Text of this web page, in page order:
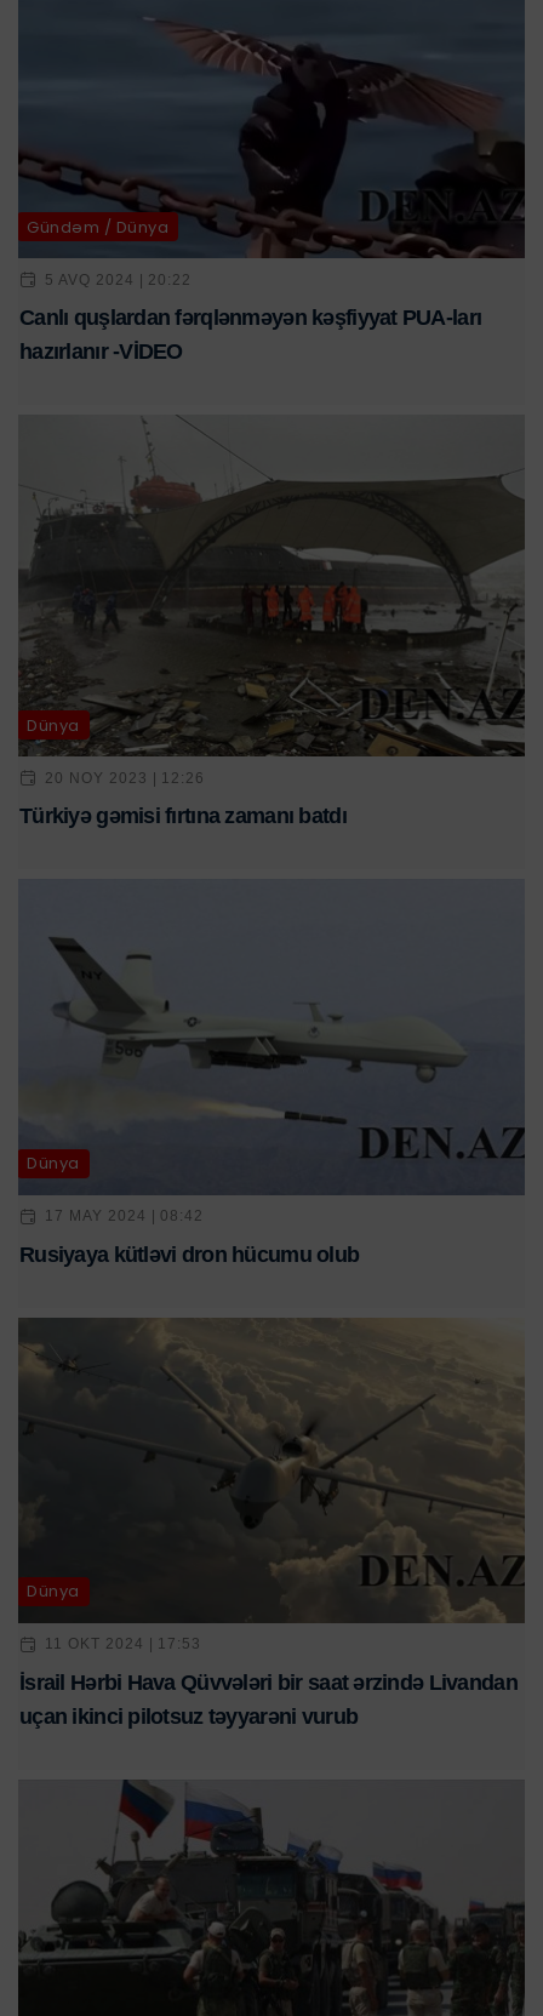
Gündəm / Dünya
5 AVQ 2024 | 20:22
Canlı quşlardan fərqlənməyən kəşfiyyat PUA-ları
hazırlanır -VİDEO
Dünya
20 NOY 2023 | 12:26
Türkiyə gəmisi fırtına zamanı batdı
Dünya
17 MAY 2024 | 08:42
Rusiyaya kütləvi dron hücumu olub
Dünya
11 OKT 2024 | 17:53
İsrail Hərbi Hava Qüvvələri bir saat ərzində Livandan
uçan ikinci pilotsuz təyyarəni vurub